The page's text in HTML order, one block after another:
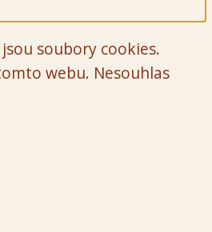
soubory cookies.
webu. Nesouhlas